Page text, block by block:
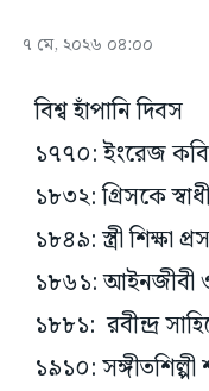
৭ মে, ২০২৬ ০৪:০০
বিশ্ব হাঁপানি দিবস
১৭৭০: ইংরেজ কবি
১৮৩২: গ্রিসকে
১৮৪৯: স্ত্রী শিক্ষা
১৮৬১: আইনজীবী ও
১৮৮১: রবীন্দ্র
১৯১০: